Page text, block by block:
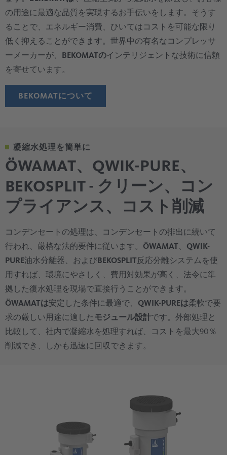
の用途に最適な品質を実現するお手伝いをします。そうす
ることで、エネルギー消費、ひいてはコストを可能な限り
低く抑えることができます。世界中の有名なコンプレッサ
ーメーカーが、 BEKOMATのインテリジェントな技術に信頼
を寄せています。
BEKOMATについて
凝縮水処理を簡単に
ÖWAMAT、QWIK-PURE、
BEKOSPLIT - クリーン、コン
プライアンス、コスト削減
コンデンセートの処理は、コンデンセートの排出に続いて
行われ、厳格な法的要件に従います。 ÖWAMAT
QWIK-
PURE油水分離器、およびBEKOSPLIT反応分離システムを使
用すれば、環境にやさしく、費用対効果が高く、法令に準
拠した復水処理を現場で直接行うことができます。
ÖWAMATは安定した条件に最適で、 QWIK-PUREは柔軟で要
求の厳しい用途に適したモジュール設計です。外部処理と
比較して、社内で凝縮水を処理すれば、コストを最大90％
削減でき、しかも迅速に回収できます。